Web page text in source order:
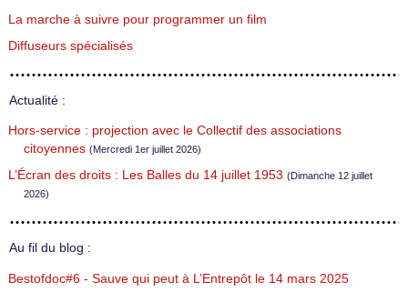
La marche à suivre pour programmer un film
Diffuseurs spécialisés
Actualité :
Hors-service : projection avec le Collectif des associations
citoyennes (Mercredi 1er juillet 2026)
L’Écran des droits : Les Balles du 14 juillet 1953 (Dimanche 12 juillet
2026)
Au fil du blog :
Bestofdoc#6 - Sauve qui peut à L’Entrepôt le 14 mars 2025